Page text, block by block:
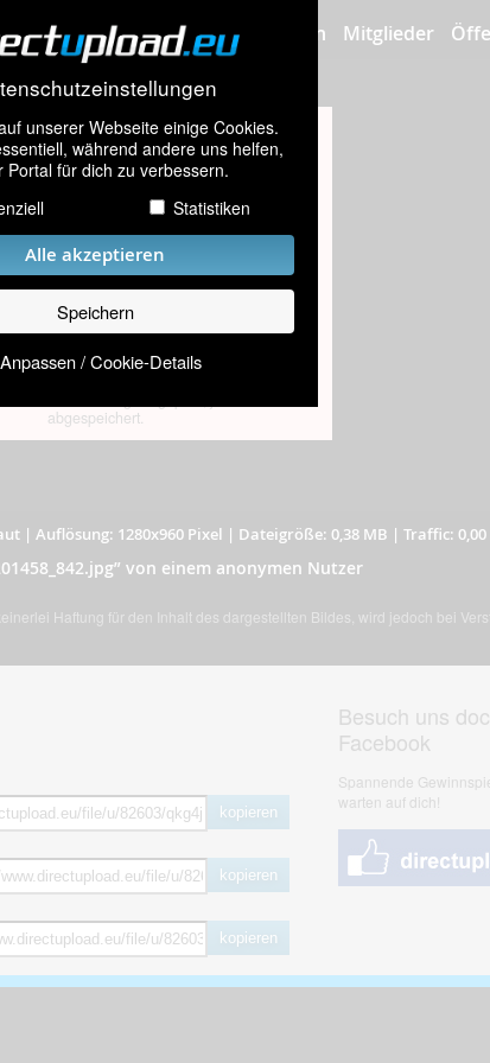
unserer Webseite einige Cookies.
während andere uns helfen,
Portal für dich zu verbessern.
Statistiken
Alle akzeptieren
Speichern
Anpassen / Cookie-Details
Bilder hochladen Mitglieder
Altersprüfung
Inhalte zu enthalten, die nur für
über 18 Jahren geeignet sind.
gib dein Geburtsdatum ein
Absenden
abgespeichert.
| Auflösung: 1280x960 Pixel | Dateigröße: 0,38 MB | Traffic: 0,00
von einem anonymen Nutzer
Haftung für den Inhalt des dargestellten Bildes, wird jedoch bei
kopieren
kopieren
kopieren
Besuch uns
Facebook
Spannende
warten auf dich!